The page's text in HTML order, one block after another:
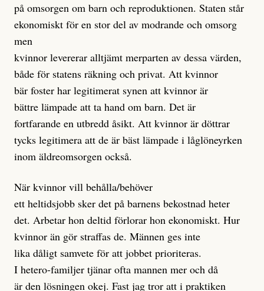
på omsorgen om barn och reproduktionen. Staten står
ekonomiskt för en stor del av modrande och omsorg
men
kvinnor levererar alltjämt merparten av dessa värden,
både för statens räkning och privat. Att kvinnor
bär foster har legitimerat synen att kvinnor är
bättre lämpade att ta hand om barn. Det är
fortfarande en utbredd åsikt. Att kvinnor är döttrar
tycks legitimera att de är bäst lämpade i låglöneyrken
inom äldreomsorgen också.
När kvinnor vill behålla/behöver
ett heltidsjobb sker det på barnens bekostnad heter
det. Arbetar hon deltid förlorar hon ekonomiskt. Hur
kvinnor än gör straffas de. Männen ges inte
lika dåligt samvete för att jobbet prioriteras.
I hetero-familjer tjänar ofta mannen mer och då
är den lösningen okej. Fast jag tror att i praktiken